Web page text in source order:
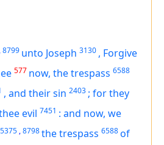
,8799 unto Joseph 3130 , Forgive
577 now, the trespass 6588
, and their sin 2403 ; for they
evil 7451 : and now, we
5375 ,8798the trespass 6588of